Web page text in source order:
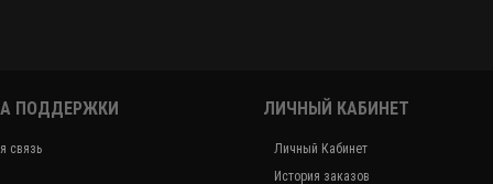
ПОДДЕРЖКИ
связь
ЛИЧНЫЙ КАБИНЕТ
Личный Кабинет
История заказов